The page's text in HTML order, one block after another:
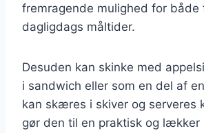
fremragende mulighed for både
dagligdags måltider.
Desuden kan skinke med
i sandwich eller som en del af
kan skæres i skiver og serveres
gør den til en praktisk og